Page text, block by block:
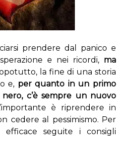
prendere dal panico e
e nei ricordi, ma
la fine di una storia
e, per quanto in un primo
c’è sempre un nuovo
è riprendere in
cedere al pessimismo. Per
seguite i consigli